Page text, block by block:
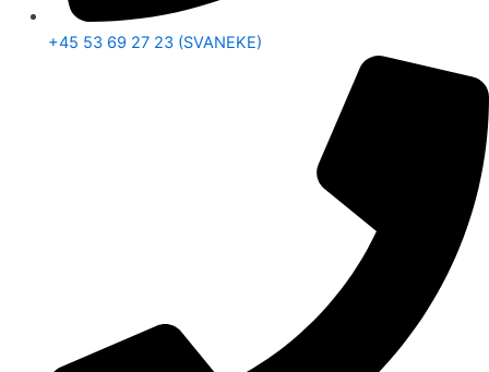
+45 53 69 27 23 (SVANEKE)